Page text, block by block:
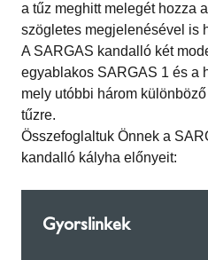
a tűz meghitt melegét hozza
szögletes megjelenésével is
A SARGAS kandalló két
egyablakos SARGAS 1 és a
mely utóbbi három
tűzre.
Összefoglaltuk Önnek a
kandalló kályha előnyeit:
Gyorslinkek